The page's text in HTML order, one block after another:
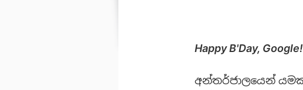
Happy B'Day, Google!
අන්තර්ජාලයෙන්